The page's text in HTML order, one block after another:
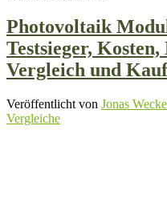
Photovoltaik
Testsieger,
Vergleich und
Veröffentlicht von Jonas
Vergleiche